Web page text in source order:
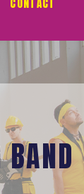
BAND